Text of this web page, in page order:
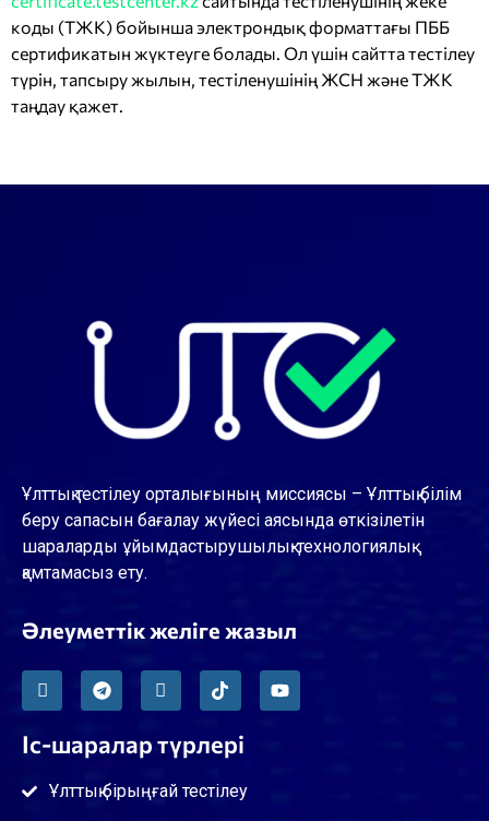
коды (ТЖК) бойынша электрондық форматтағы ПББ
сертификатын жүктеуге болады. Ол үшін сайтта тестілеу
түрін, тапсыру жылын, тестіленушінің ЖСН және ТЖК
таңдау қажет.
Ұлттық тестілеу орталығының миссиясы – Ұлттық білім
беру сапасын бағалау жүйесі аясында өткізілетін
шараларды ұйымдастырушылық-технологиялық
қамтамасыз ету.
Әлеуметтік желіге жазыл
Іс-шаралар түрлері
Ұлттық бірыңғай тестілеу